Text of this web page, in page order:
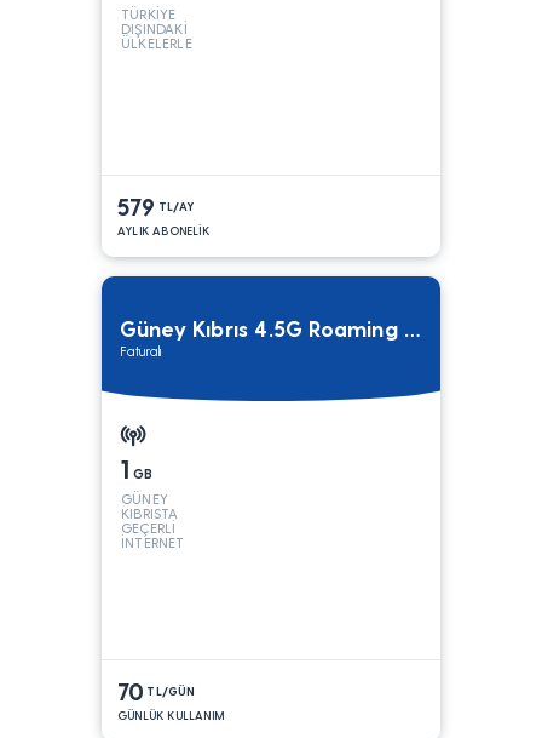
TÜRKİYE
DIŞINDAKİ
ÜLKELERLE
579 TL/AY
AYLIK ABONELİK
Güney Kıbrıs 4.5G Roaming Paketi
Faturalı
1 GB
GÜNEY
KIBRISTA
GEÇERLİ
İNTERNET
70 TL/GÜN
GÜNLÜK KULLANIM